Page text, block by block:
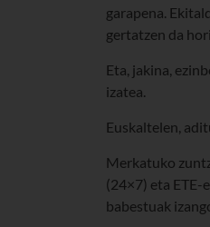
garapena.
gertatzen da
Eta, jakina,
izatea.
Euskaltelen,
Merkatuko
(24×7) eta
babestuak